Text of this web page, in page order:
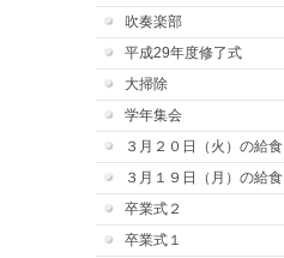
吹奏楽部
平成29年度修了式
大掃除
学年集会
３月２０日（火）の給食
３月１９日（月）の給食
卒業式２
卒業式１